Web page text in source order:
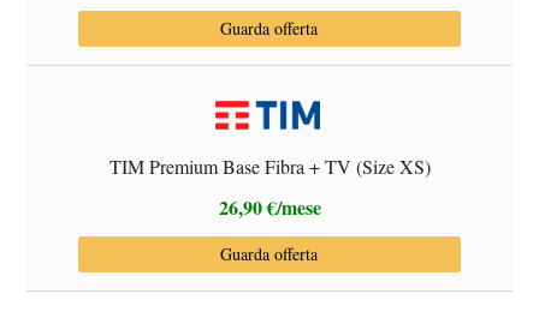
Guarda offerta
TIM Premium Base Fibra + TV (Size XS)
26,90 €/mese
Guarda offerta